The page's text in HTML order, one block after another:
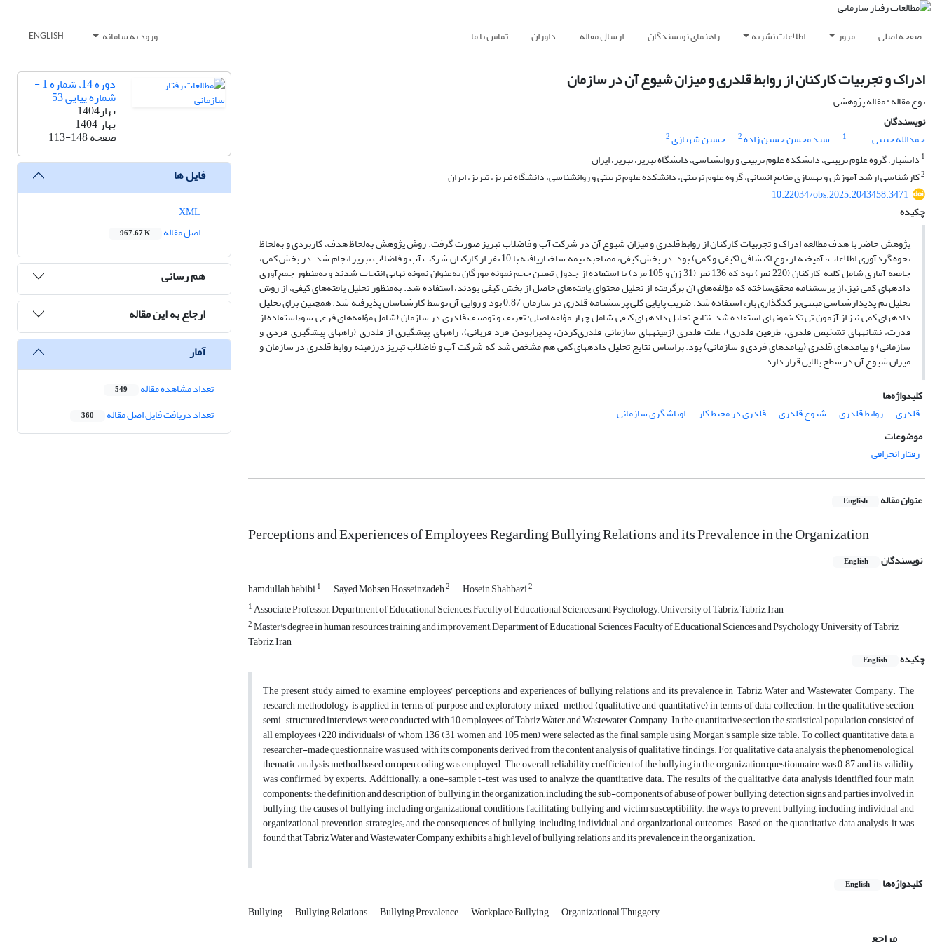
صفحه اصلی مرور اطلاعات نشریه راهنمای نویسندگان ارسال مقاله داوران تماس با ما ورود به سامانه ENGLISH
ادراک و تجربیات کارکنان از روابط قلدری و میزان شیوع آن در سازمان
نوع مقاله : مقاله پژوهشی
نویسندگان
حمدالله حبیبی
1 سید محسن حسین زاده2 حسین شهبازی2
1 دانشیار، گروه علوم تربیتی، دانشکده علوم تربیتی و روانشناسی، دانشگاه تبریز، تبریز، ایران
2کارشناسی ارشد آموزش و بهسازی منابع انسانی، گروه علوم تربیتی، دانشکده علوم تربیتی و روانشناسی، دانشگاه تبریز، تبریز، ایران
10.22034/obs.2025.2043458.3471
چکیده
پژوهش حاضر با هدف مطالعه ادراک و تجربیات کارکنان از روابط قلدری و میزان شیوع آن در شرکت آب و فاضلاب تبریز صورت گرفت. روش پژوهش به‌لحاظ هدف، کاربردی و به‌لحاظ
نحوه گردآوری اطلاعات، آمیخته از نوع اکتشافی (کیفی و کمی) بود. در بخش کیفی، مصاحبه نیمه ساختاریافته با 10 نفر از کارکنان شرکت آب و فاضلاب تبریز انجام شد. در بخش کمی،
جامعه آماری شامل کلیه­ کارکنان (220 نفر) بود که 136 نفر (31 زن و 105 مرد) با استفاده از جدول تعیین حجم نمونه مورگان به‌عنوان نمونه نهایی انتخاب شدند و به‌منظور جمع‌آوری
داده­های کمی نیز، از پرسشنامه محقق‌ساخته که مؤلفه‌های آن برگرفته از تحلیل محتوای یافته‌های حاصل از بخش کیفی بودند، استفاده شد. به‌منظور تحلیل یافته‌های کیفی، از روش
تحلیل تم پدیدارشناسی مبتنی‌بر کدگذاری باز، استفاده شد. ضریب پایایی کلی پرسشنامه قلدری در سازمان 0.87 بود و روایی آن توسط کارشناسان پذیرفته شد. همچنین برای تحلیل
داده­های کمی نیز از آزمون تی تک‌نمونه­ای استفاده شد. نتایج تحلیل داده­های کیفی شامل چهار مؤلفه اصلی: تعریف و توصیف قلدری در سازمان (شامل مؤلفه‌های فرعی سوءاستفاده از
قدرت، نشانه­های تشخیص قلدری، طرفین قلدری)، علت قلدری (زمینه­های سازمانی قلدری‌کردن، پذیرابودن فرد قربانی)، راه­های پیشگیری از قلدری (راه­های پیشگیری فردی و
سازمانی) و پیامدهای قلدری (پیامدهای فردی و سازمانی) بود. براساس نتایج تحلیل داده­های کمی هم مشخص شد که شرکت آب و فاضلاب تبریز درزمینه روابط قلدری در سازمان و
میزان شیوع آن در سطح بالایی قرار دارد.
کلیدواژه‌ها
قلدری
روابط قلدری شیوع قلدری قلدری در محیط کار
اوباشگری سازمانی
موضوعات
رفتار انحرافی
عنوان مقاله English
Perceptions and Experiences of Employees Regarding Bullying Relations and its Prevalence in the Organization
نویسندگان English
hamdullah habibi1 Sayed Mohsen Hosseinzadeh2 Hosein Shahbazi2
1Associate Professor, Department of Educational Sciences, Faculty of Educational Sciences and Psychology, University of Tabriz, Tabriz, Iran
2Master's degree in human resources training and improvement, Department of Educational Sciences, Faculty of Educational Sciences and Psychology, University of Tabriz,
Tabriz, Iran
چکیده
English
The present study aimed to examine employees’ perceptions and experiences of bullying relations and its prevalence in Tabriz Water and Wastewater Company. The
research methodology is applied in terms of purpose and exploratory mixed-method (qualitative and quantitative) in terms of data collection. In the qualitative section,
semi-structured interviews were conducted with 10 employees of Tabriz Water and Wastewater Company. In the quantitative section, the statistical population consisted of
all employees (220 individuals), of whom 136 (31 women and 105 men) were selected as the final sample using Morgan’s sample size table. To collect quantitative data, a
researcher-made questionnaire was used, with its components derived from the content analysis of qualitative findings. For qualitative data analysis, the phenomenological
thematic analysis method based on open coding was employed. The overall reliability coefficient of the bullying in the organization questionnaire was 0.87, and its validity
was confirmed by experts. Additionally, a one-sample t-test was used to analyze the quantitative data. The results of the qualitative data analysis identified four main
components: the definition and description of bullying in the organization, including the sub-components of abuse of power, bullying detection signs, and parties involved in
bullying; the causes of bullying, including organizational conditions facilitating bullying and victim susceptibility; the ways to prevent bullying, including individual and
organizational prevention strategies; and the consequences of bullying, including individual and organizational outcomes. Based on the quantitative data analysis, it was
found that Tabriz Water and Wastewater Company exhibits a high level of bullying relations and its prevalence in the organization.
کلیدواژه‌ها English
Bullying Bullying Relations Bullying Prevalence Workplace Bullying Organizational Thuggery
دوره 14، شماره 1 -
شماره پیاپی 53
بهار1404
بهار 1404
صفحه113-148
فایل ها
اصل مقاله
967.67 K
هم رسانی
ارجاع به این مقاله
آمار
تعداد مشاهده مقاله 549
تعداد دریافت فایل اصل مقاله 360